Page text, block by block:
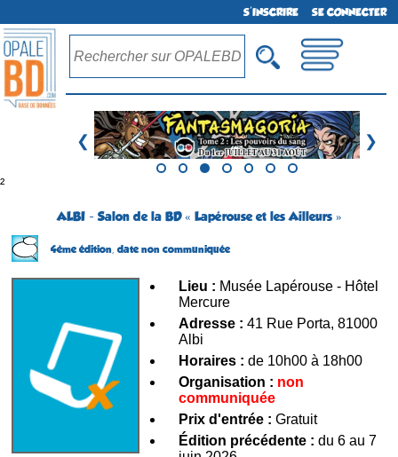
S'INSCRIRE SE CONNECTER
❮ ❯
²
ALBI - Salon de la BD « Lapérouse et les Ailleurs »
4ème édition, date non communiquée
Lieu : Musée Lapérouse - Hôtel
Mercure
Adresse : 41 Rue Porta, 81000
Albi
Horaires : de 10h00 à 18h00
Organisation : non
communiquée
Prix d'entrée : Gratuit
Édition précédente : du 6 au 7